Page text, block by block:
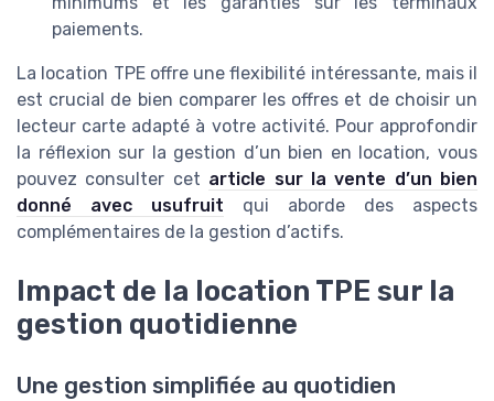
paiements.
La location TPE offre une flexibilité intéressante, mais il
est crucial de bien comparer les offres et de choisir un
lecteur carte adapté à votre activité. Pour approfondir
la réflexion sur la gestion d’un bien en location, vous
pouvez consulter cet article sur la vente d’un bien
donné avec usufruit qui aborde des aspects
complémentaires de la gestion d’actifs.
Impact de la location TPE sur la
gestion quotidienne
Une gestion simplifiée au quotidien